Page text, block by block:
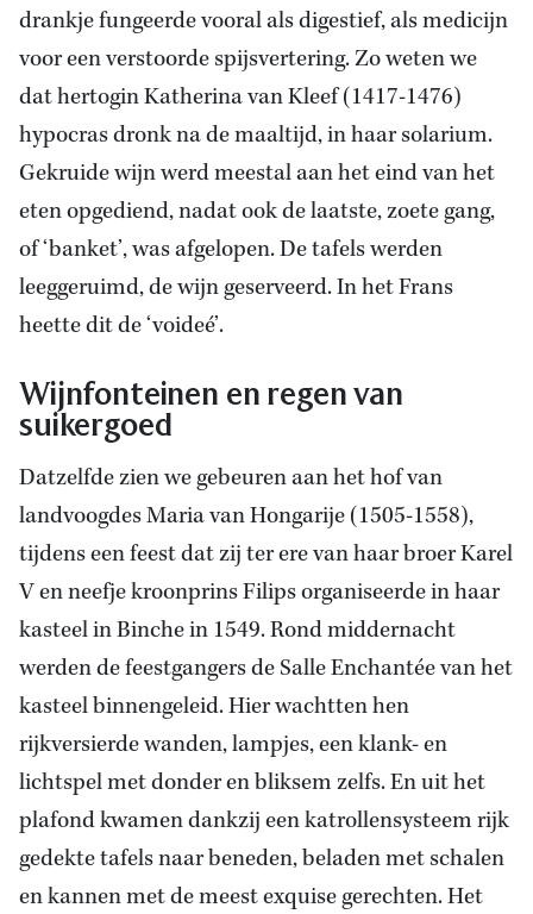
drankje fungeerde vooral als digestief, als medicijn
voor een verstoorde spijsvertering. Zo weten we
dat hertogin Katherina van Kleef (1417-1476)
hypocras dronk na de maaltijd, in haar solarium.
Gekruide wijn werd meestal aan het eind van het
eten opgediend, nadat ook de laatste, zoete gang,
of ‘banket’, was afgelopen. De tafels werden
leeggeruimd, de wijn geserveerd. In het Frans
heette dit de ‘voideé’.
Wijnfonteinen en regen van
suikergoed
Datzelfde zien we gebeuren aan het hof van
landvoogdes Maria van Hongarije (1505-1558),
tijdens een feest dat zij ter ere van haar broer Karel
V en neefje kroonprins Filips organiseerde in haar
kasteel in Binche in 1549. Rond middernacht
werden de feestgangers de Salle Enchantée van het
kasteel binnengeleid. Hier wachtten hen
rijkversierde wanden, lampjes, een klank- en
lichtspel met donder en bliksem zelfs. En uit het
plafond kwamen dankzij een katrollensysteem rijk
gedekte tafels naar beneden, beladen met schalen
en kannen met de meest exquise gerechten. Het